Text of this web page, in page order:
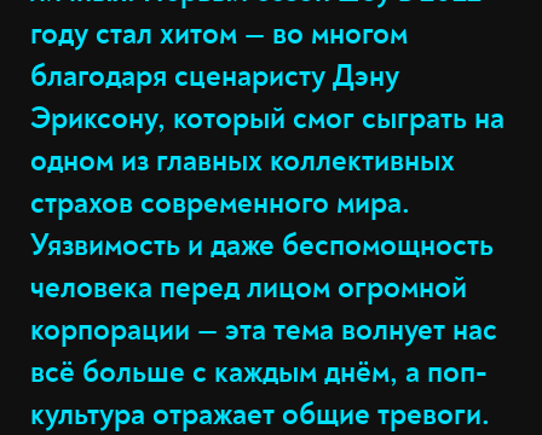
году стал хитом — во многом
благодаря сценаристу Дэну
Эриксону, который смог сыграть на
одном из главных коллективных
страхов современного мира.
Уязвимость и даже беспомощность
человека перед лицом огромной
корпорации — эта тема волнует нас
всё больше с каждым днём, а поп-
культура отражает общие тревоги.